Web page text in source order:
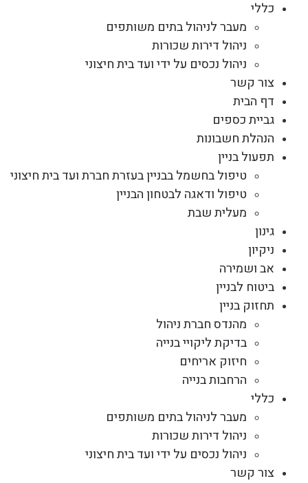
כללי
מעבר לניהול בתים משותפים
ניהול דירות שכורות
ניהול נכסים על ידי ועד בית חיצוני
צור קשר
דף הבית
גביית כספים
הנהלת חשבונות
תפעול בניין
טיפול בחשמל בבניין בעזרת חברת ועד בית חיצוני
טיפול ודאגה לבטחון הבניין
מעלית שבת
גינון
ניקיון
אב ושמירה
ביטוח לבניין
תחזוק בניין
מהנדס חברת ניהול
בדיקת ליקויי בנייה
חיזוק אריחים
הרחבות בנייה
כללי
מעבר לניהול בתים משותפים
ניהול דירות שכורות
ניהול נכסים על ידי ועד בית חיצוני
צור קשר